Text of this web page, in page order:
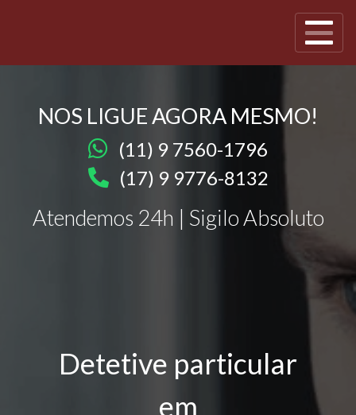
NOS LIGUE AGORA MESMO!
(11) 9 7560-1796
(17) 9 9776-8132
Atendemos 24h | Sigilo Absoluto
Detetive particular
em